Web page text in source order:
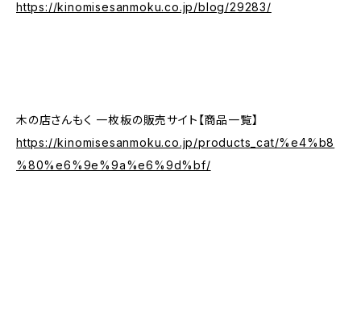
https://kinomisesanmoku.co.jp/blog/29283/
木の店さんもく 一枚板の販売サイト【商品一覧】
https://kinomisesanmoku.co.jp/products_cat/%e4%b8
%80%e6%9e%9a%e6%9d%bf/